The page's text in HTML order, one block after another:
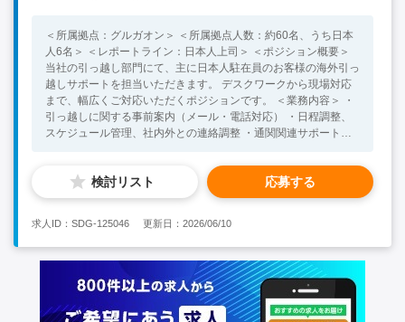
特に半年以上の案件に関する長期営業経験があること ・海外で
の営業職を経験している方。 ・家具・インテリア・内装業界経
験がある方 ・デザインに関する知識、業務経験。 ・インド、特
にデリー/グルガオンの就業を経験している方。 ＜求める人物像
＞ ・自己裁量が大きく、組織や仕組みを自主的に作ることがで
きる方。 ・指示待ちではなく、自ら課題を見つけることができ
る方 ・中長期的な計画を見据え、仕事を進めることができる方
＜所属拠点：グルガオン＞ ＜所属拠点人数：約60名、うち日本
人6名＞ ＜レポートライン：日本人上司＞ ＜ポジション概要＞
当社の引っ越し部門にて、主に日本人駐在員のお客様の海外引っ
越しサポートを担当いただきます。 デスクワークから現場対応
まで、幅広くご対応いただくポジションです。 ＜業務内容＞ ・
引っ越しに関する事前案内（メール・電話対応） ・日程調整、
スケジュール管理、社内外との連絡調整 ・通関関連サポート
物の引き取り・搬入・立ち会い ・顧客データや書類の管理、請
求・報告関連の事務処理 ・お客様（主に日本人駐在員・ご家
族）および企業総務担当とのやり取り ※デスクワーク（オフィ
ンド国内への出張へ行く可能性もあります。 ＜必須スキル・人
物像＞ ・明るく丁寧な対応ができ、コミュニケーションを取る
ことに抵抗のない方 ・日常レベルの簡単な英語でのやり取りが
できる方 ・インドで中長期的に就業する意欲のある方 ＜歓迎ス
キル・経験＞ ・サービス業・営業・総務など、対人対応経験を
お持ちの方 ・インドへの渡航経験
検討リスト 応募する
求人ID：SDG-125046 更新日：2026/06/10